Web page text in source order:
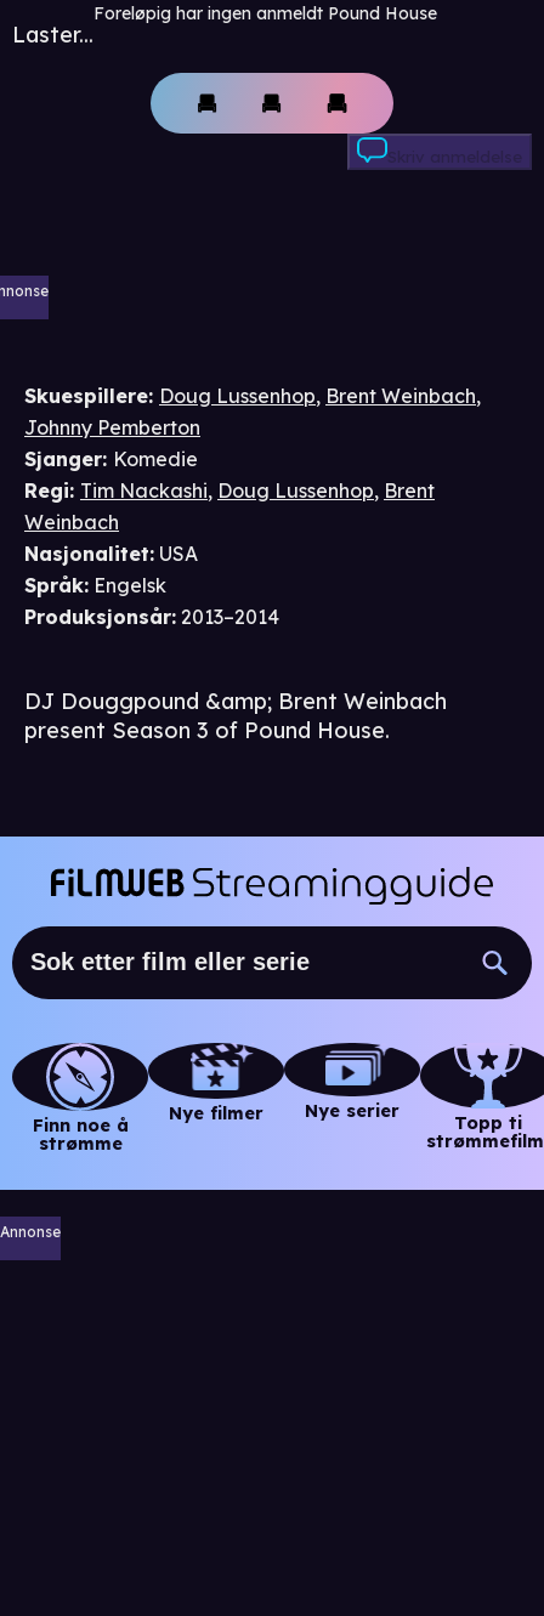
Laster...
Foreløpig har ingen anmeldt Pound House
Skriv anmeldelse
Skuespillere: Doug Lussenhop, Brent Weinbach,
Johnny Pemberton
Sjanger: Komedie
Regi: Tim Nackashi, Doug Lussenhop, Brent
Weinbach
Nasjonalitet: USA
Språk: Engelsk
Produksjonsår: 2013–2014
DJ Douggpound &amp; Brent Weinbach
present Season 3 of Pound House.
Finn noe å
strømme
Nye filmer Nye serier
Topp ti
Annonse